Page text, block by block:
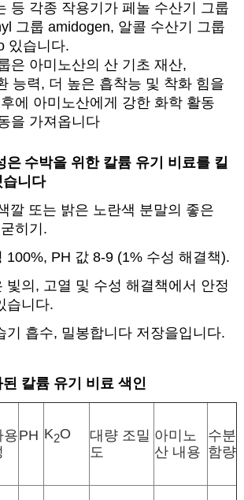
등 각종 작용기가 페놀 수산기 그룹
그룹 amidogen, 알콜 수산기 그룹
있습니다.
은 아미노산의 산 기초 재산,
능력, 더 높은 흡착능 및 착화 힘을
에 아미노산에게 강한 화학 활동
을 가져옵니다
은 수박을 위한 칼륨 유기 비료를 킬
습니다
깔 또는 밝은 노란색 분말의 좋은
히기.
100%, PH 값 8-9 (1% 수성 해결책).
빛의, 고열 및 수성 해결책에서 안정
습니다.
기 흡수, 밀봉합니다 저장을입니다.
칼륨 유기 비료 색인
용PH K2O
대량 조밀
도
아미노
산 내용
수분
함량